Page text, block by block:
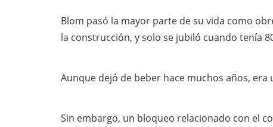
Blom pasó la mayor parte de su vida como
la construcción, y solo se jubiló cuando tenía
Aunque dejó de beber hace muchos años,
Sin embargo, un bloqueo relacionado con el